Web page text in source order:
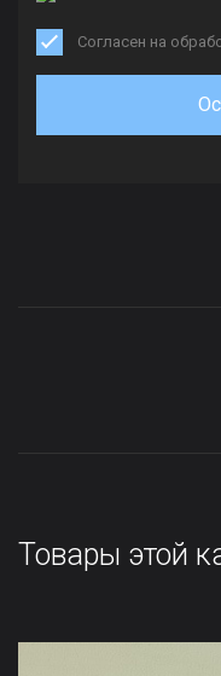
Согласен на
Товары этой